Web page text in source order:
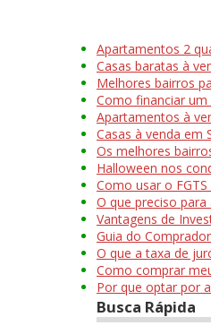
Apartamentos 2
Casas baratas à
Melhores bairros
Como financiar
Apartamentos à
Casas à venda em
Os melhores
Halloween nos
Como usar o
O que preciso
Vantagens de
Guia do
O que a taxa de
Como comprar
Por que optar por
Busca Rápida